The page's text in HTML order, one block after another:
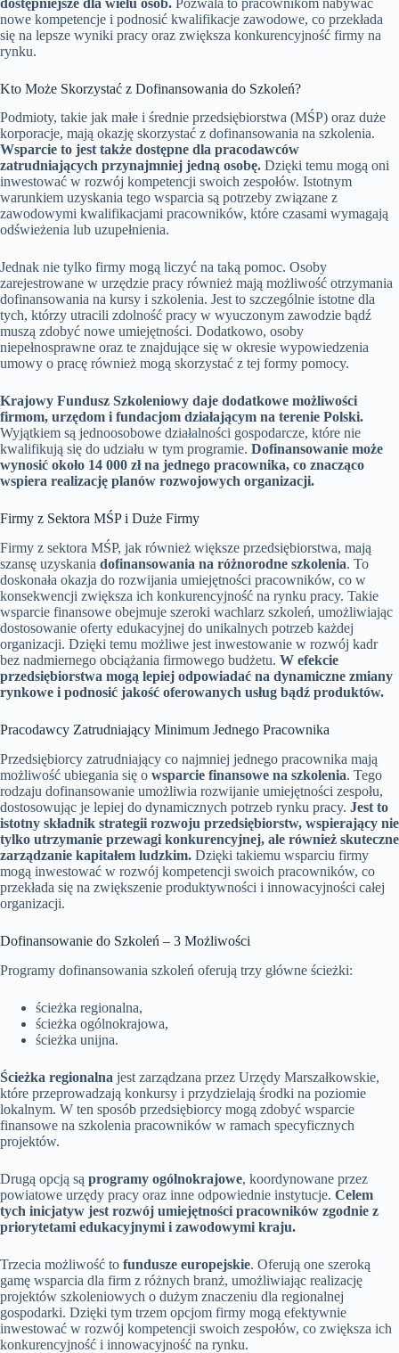
nowe kompetencje i podnosić kwalifikacje zawodowe, co przekłada
się na lepsze wyniki pracy oraz zwiększa konkurencyjność firmy na
rynku.
Kto Może Skorzystać z Dofinansowania do Szkoleń?
Podmioty, takie jak małe i średnie przedsiębiorstwa (MŚP) oraz duże
korporacje, mają okazję skorzystać z dofinansowania na szkolenia.
Wsparcie to jest także dostępne dla pracodawców
zatrudniających przynajmniej jedną osobę. Dzięki temu mogą oni
inwestować w rozwój kompetencji swoich zespołów. Istotnym
warunkiem uzyskania tego wsparcia są potrzeby związane z
zawodowymi kwalifikacjami pracowników, które czasami wymagają
odświeżenia lub uzupełnienia.
Jednak nie tylko firmy mogą liczyć na taką pomoc. Osoby
zarejestrowane w urzędzie pracy również mają możliwość otrzymania
dofinansowania na kursy i szkolenia. Jest to szczególnie istotne dla
tych, którzy utracili zdolność pracy w wyuczonym zawodzie bądź
muszą zdobyć nowe umiejętności. Dodatkowo, osoby
niepełnosprawne oraz te znajdujące się w okresie wypowiedzenia
umowy o pracę również mogą skorzystać z tej formy pomocy.
Krajowy Fundusz Szkoleniowy daje dodatkowe możliwości
firmom, urzędom i fundacjom działającym na terenie Polski.
Wyjątkiem są jednoosobowe działalności gospodarcze, które nie
kwalifikują się do udziału w tym programie. Dofinansowanie może
wynosić około 14 000 zł na jednego pracownika, co znacząco
wspiera realizację planów rozwojowych organizacji.
Firmy z Sektora MŚP i Duże Firmy
Firmy z sektora MŚP, jak również większe przedsiębiorstwa, mają
szansę uzyskania dofinansowania na różnorodne szkolenia. To
doskonała okazja do rozwijania umiejętności pracowników, co w
konsekwencji zwiększa ich konkurencyjność na rynku pracy. Takie
wsparcie finansowe obejmuje szeroki wachlarz szkoleń, umożliwiając
dostosowanie oferty edukacyjnej do unikalnych potrzeb każdej
organizacji. Dzięki temu możliwe jest inwestowanie w rozwój kadr
bez nadmiernego obciążania firmowego budżetu. W efekcie
przedsiębiorstwa mogą lepiej odpowiadać na dynamiczne zmiany
rynkowe i podnosić jakość oferowanych usług bądź produktów.
Pracodawcy Zatrudniający Minimum Jednego Pracownika
Przedsiębiorcy zatrudniający co najmniej jednego pracownika mają
możliwość ubiegania się o wsparcie finansowe na szkolenia. Tego
rodzaju dofinansowanie umożliwia rozwijanie umiejętności zespołu,
dostosowując je lepiej do dynamicznych potrzeb rynku pracy. Jest to
istotny składnik strategii rozwoju przedsiębiorstw, wspierający nie
tylko utrzymanie przewagi konkurencyjnej, ale również skuteczne
zarządzanie kapitałem ludzkim. Dzięki takiemu wsparciu firmy
mogą inwestować w rozwój kompetencji swoich pracowników, co
przekłada się na zwiększenie produktywności i innowacyjności całej
organizacji.
Dofinansowanie do Szkoleń – 3 Możliwości
Programy dofinansowania szkoleń oferują trzy główne ścieżki:
ścieżka regionalna,
ścieżka ogólnokrajowa,
ścieżka unijna.
Ścieżka regionalna jest zarządzana przez Urzędy Marszałkowskie,
które przeprowadzają konkursy i przydzielają środki na poziomie
lokalnym. W ten sposób przedsiębiorcy mogą zdobyć wsparcie
finansowe na szkolenia pracowników w ramach specyficznych
projektów.
Drugą opcją są programy ogólnokrajowe, koordynowane przez
powiatowe urzędy pracy oraz inne odpowiednie instytucje. Celem
tych inicjatyw jest rozwój umiejętności pracowników zgodnie z
priorytetami edukacyjnymi i zawodowymi kraju.
Trzecia możliwość to fundusze europejskie. Oferują one szeroką
gamę wsparcia dla firm z różnych branż, umożliwiając realizację
projektów szkoleniowych o dużym znaczeniu dla regionalnej
gospodarki. Dzięki tym trzem opcjom firmy mogą efektywnie
inwestować w rozwój kompetencji swoich zespołów, co zwiększa ich
konkurencyjność i innowacyjność na rynku.